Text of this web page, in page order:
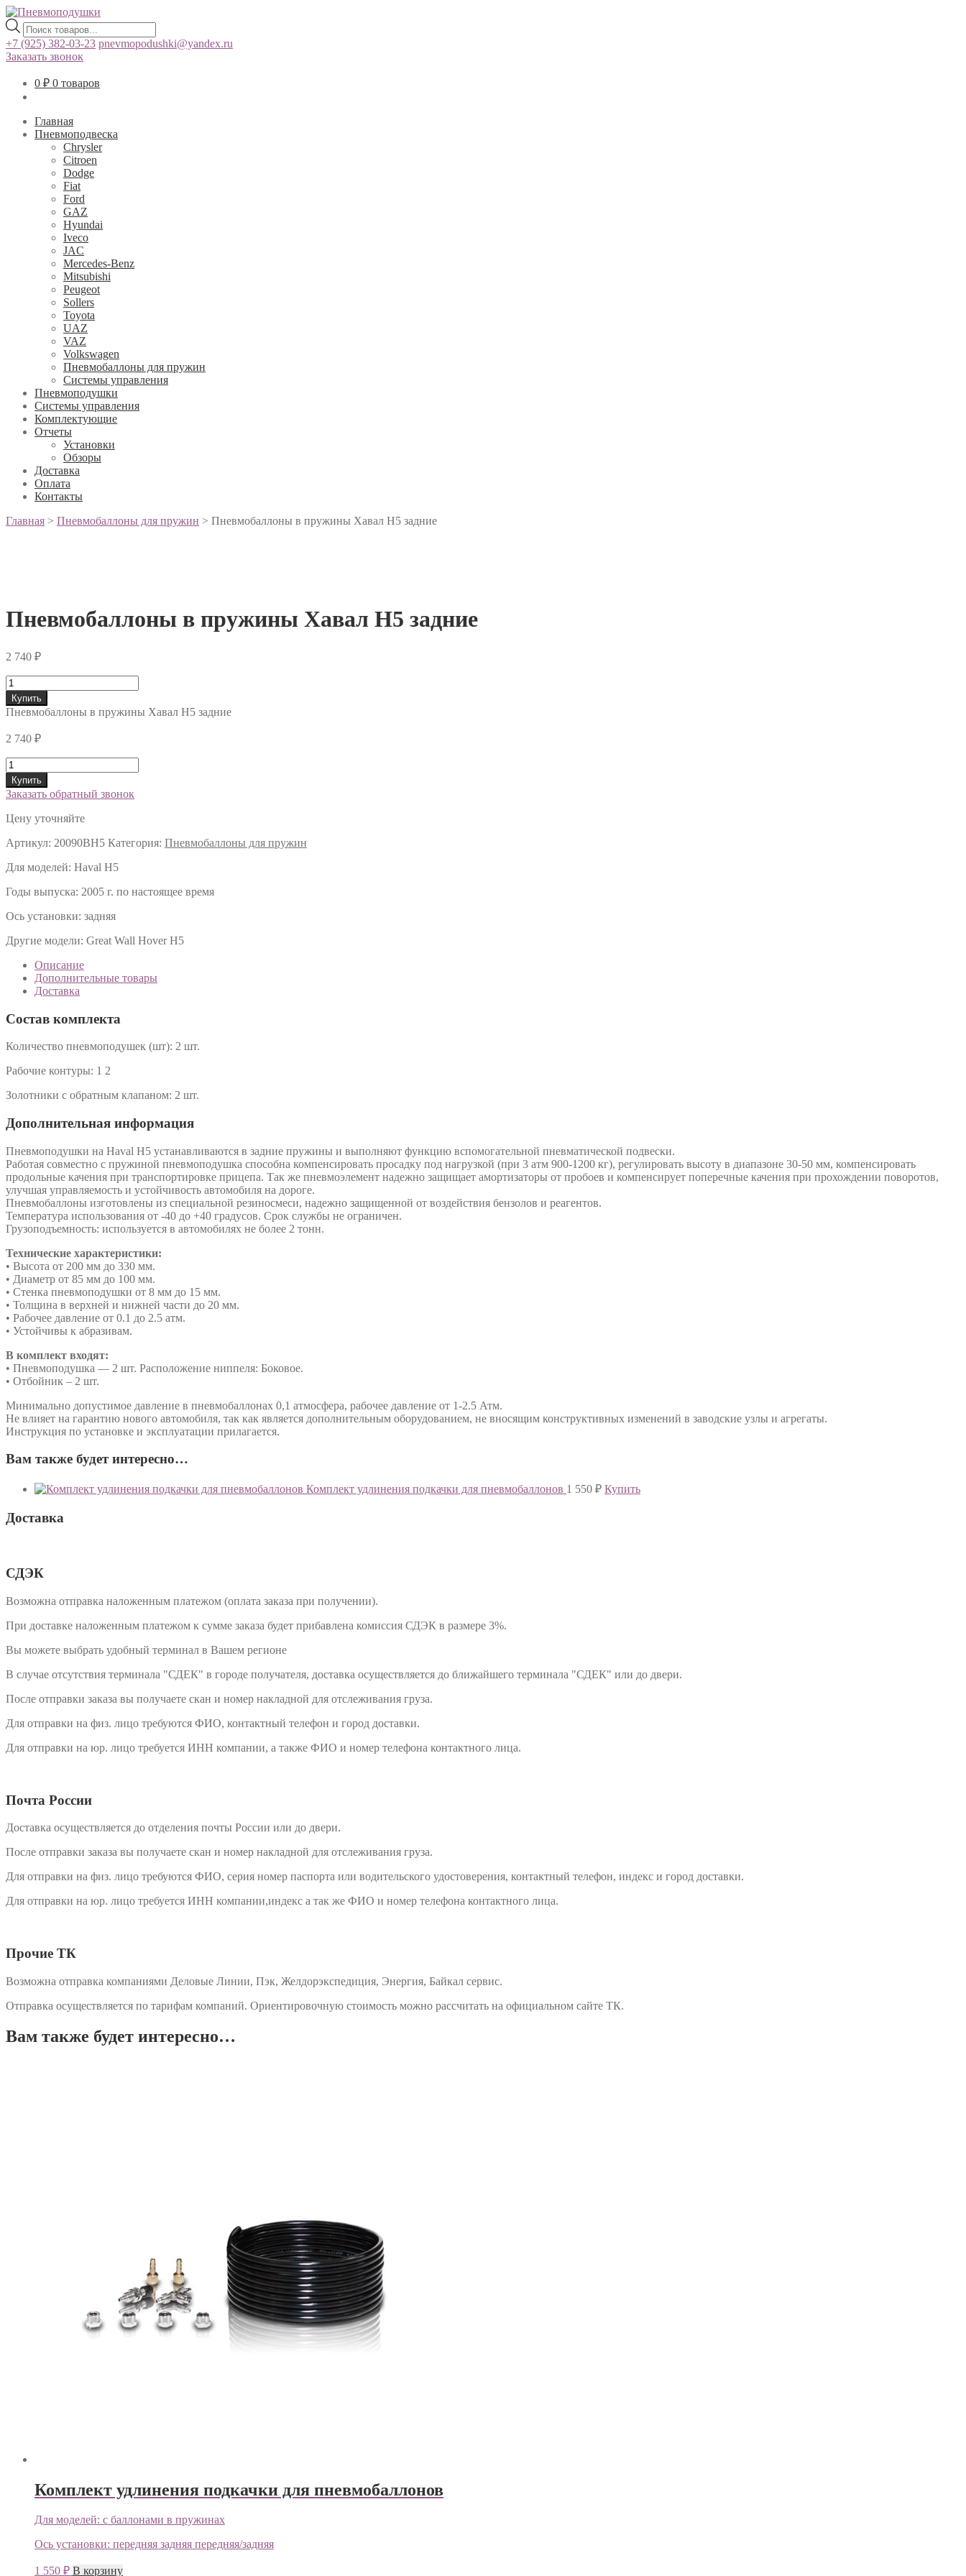
Поиск
товаров
+7 (925) 382-03-23 pnevmopodushki@yandex.ru
Заказать звонок
0 ₽ 0 товаров
Главная
Пневмоподвеска
Chrysler
Citroen
Dodge
Fiat
Ford
GAZ
Hyundai
Iveco
JAC
Mercedes-Benz
Mitsubishi
Peugeot
Sollers
Toyota
UAZ
VAZ
Volkswagen
Пневмобаллоны для пружин
Системы управления
Пневмоподушки
Системы управления
Комплектующие
Отчеты
Установки
Обзоры
Доставка
Оплата
Контакты
Главная > Пневмобаллоны для пружин > Пневмобаллоны в пружины Хавал H5 задние
Пневмобаллоны в пружины Хавал H5 задние
2 740 ₽
Количество
Купить
Пневмобаллоны в пружины Хавал H5 задние
2 740 ₽
Количество
Купить
Заказать обратный звонок
Цену уточняйте
Артикул: 20090BH5 Категория: Пневмобаллоны для пружин
Для моделей: Haval H5
Годы выпуска: 2005 г. по настоящее время
Ось установки: задняя
Другие модели: Great Wall Hover H5
Описание
Дополнительные товары
Доставка
Состав комплекта
Количество пневмоподушек (шт): 2 шт.
Рабочие контуры: 1 2
Золотники с обратным клапаном: 2 шт.
Дополнительная информация
Пневмоподушки на Haval H5 устанавливаются в задние пружины и выполняют функцию вспомогательной пневматической подвески.
Работая совместно с пружиной пневмоподушка способна компенсировать просадку под нагрузкой (при 3 атм 900-1200 кг), регулировать высоту в диапазоне 30-50 мм, компенсировать
продольные качения при транспортировке прицепа. Так же пневмоэлемент надежно защищает амортизаторы от пробоев и компенсирует поперечные качения при прохождении поворотов,
улучшая управляемость и устойчивость автомобиля на дороге.
Пневмобаллоны изготовлены из специальной резиносмеси, надежно защищенной от воздействия бензолов и реагентов.
Температура использования от -40 до +40 градусов. Срок службы не ограничен.
Грузоподъемность: используется в автомобилях не более 2 тонн.
Технические характеристики:
• Высота от 200 мм до 330 мм.
• Диаметр от 85 мм до 100 мм.
• Стенка пневмоподушки от 8 мм до 15 мм.
• Толщина в верхней и нижней части до 20 мм.
• Рабочее давление от 0.1 до 2.5 атм.
• Устойчивы к абразивам.
В комплект входят:
• Пневмоподушка — 2 шт. Расположение ниппеля: Боковое.
• Отбойник – 2 шт.
Минимально допустимое давление в пневмобаллонах 0,1 атмосфера, рабочее давление от 1-2.5 Атм.
Не влияет на гарантию нового автомобиля, так как является дополнительным оборудованием, не вносящим конструктивных изменений в заводские узлы и агрегаты.
Инструкция по установке и эксплуатации прилагается.
Вам также будет интересно…
Комплект удлинения подкачки для пневмобаллонов 1 550 ₽ Купить
Доставка
СДЭК
Возможна отправка наложенным платежом (оплата заказа при получении).
При доставке наложенным платежом к сумме заказа будет прибавлена комиссия СДЭК в размере 3%.
Вы можете выбрать удобный терминал в Вашем регионе
В случае отсутствия терминала "СДЕК" в городе получателя, доставка осуществляется до ближайшего терминала "СДЕК" или до двери.
После отправки заказа вы получаете скан и номер накладной для отслеживания груза.
Для отправки на физ. лицо требуются ФИО, контактный телефон и город доставки.
Для отправки на юр. лицо требуется ИНН компании, а также ФИО и номер телефона контактного лица.
Почта России
Доставка осуществляется до отделения почты России или до двери.
После отправки заказа вы получаете скан и номер накладной для отслеживания груза.
Для отправки на физ. лицо требуются ФИО, серия номер паспорта или водительского удостоверения, контактный телефон, индекс и город доставки.
Для отправки на юр. лицо требуется ИНН компании,индекс а так же ФИО и номер телефона контактного лица.
Прочие ТК
Возможна отправка компаниями Деловые Линии, Пэк, Желдорэкспедиция, Энергия, Байкал сервис.
Отправка осуществляется по тарифам компаний. Ориентировочную стоимость можно рассчитать на официальном сайте ТК.
Вам также будет интересно…
Комплект удлинения подкачки для пневмобаллонов
Для моделей: с баллонами в пружинах
Ось установки: передняя задняя передняя/задняя
1 550 ₽ В корзину